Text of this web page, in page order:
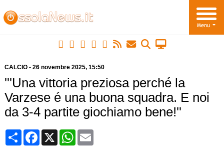
CALCIO- 26 novembre 2025, 15:50
'''Una vittoria preziosa perché la
Varzese é una buona squadra. E noi
da 3-4 partite giochiamo bene!''
CondividiFacebook
X WhatsApp
Email